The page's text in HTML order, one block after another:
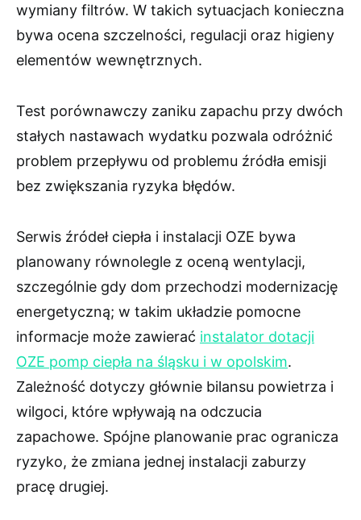
wymiany filtrów. W takich sytuacjach konieczna
bywa ocena szczelności, regulacji oraz higieny
elementów wewnętrznych.
Test porównawczy zaniku zapachu przy dwóch
stałych nastawach wydatku pozwala odróżnić
problem przepływu od problemu źródła emisji
bez zwiększania ryzyka błędów.
Serwis źródeł ciepła i instalacji OZE bywa
planowany równolegle z oceną wentylacji,
szczególnie gdy dom przechodzi modernizację
energetyczną; w takim układzie pomocne
informacje może zawierać instalator dotacji
OZE pomp ciepła na śląsku i w opolskim.
Zależność dotyczy głównie bilansu powietrza i
wilgoci, które wpływają na odczucia
zapachowe. Spójne planowanie prac ogranicza
ryzyko, że zmiana jednej instalacji zaburzy
pracę drugiej.